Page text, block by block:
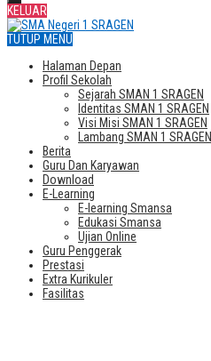
KELUAR
TUTUP MENU
Halaman Depan
Profil Sekolah
Sejarah SMAN 1 SRAGEN
Identitas SMAN 1 SRAGEN
Visi Misi SMAN 1 SRAGEN
Lambang SMAN 1 SRAGEN
Berita
Guru Dan Karyawan
Download
E-Learning
E-learning Smansa
Edukasi Smansa
Ujian Online
Guru Penggerak
Prestasi
Extra Kurikuler
Fasilitas